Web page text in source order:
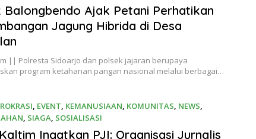
Balongbendo Ajak Petani Perhatikan
Jagung Hibrida di Desa
|| Polresta Sidoarjo dan polsek jajaran berupaya
program ketahanan pangan nasional melalui berbagai…
, EVENT, KEMANUSIAAN, KOMUNITAS, NEWS,
, SIAGA, SOSIALISASI
Ingatkan PJI: Organisasi Jurnalis